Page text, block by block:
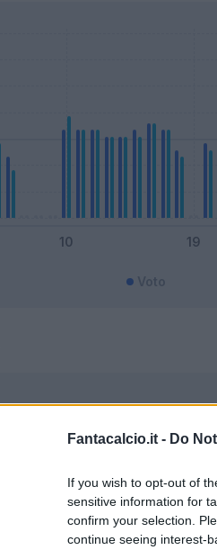
Fantacalcio.it - Do
If you wish to opt-out of
sensitive information for
confirm your selection.
continue seeing interest-